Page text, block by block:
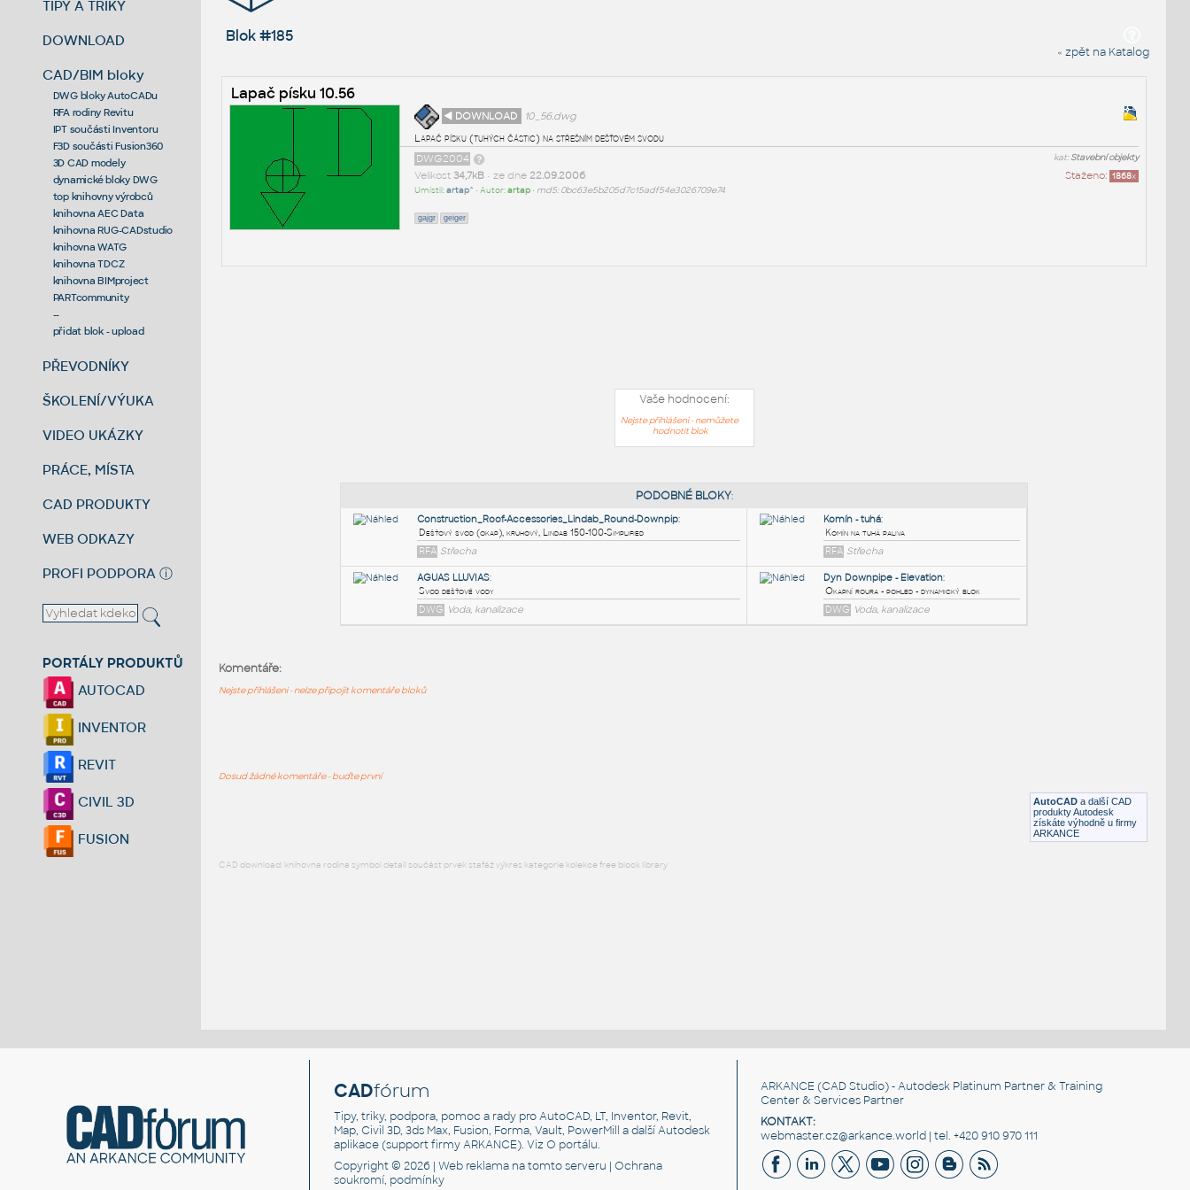
TIPY A TRIKY
DOWNLOAD
CAD/BIM bloky
DWG bloky AutoCADu
RFA rodiny Revitu
IPT součásti Inventoru
F3D součásti Fusion360
3D CAD modely
dynamické bloky DWG
top knihovny výrobců
knihovna AEC Data
knihovna RUG-CADstudio
knihovna WATG
knihovna TDCZ
knihovna BIMproject
PARTcommunity
--
přidat blok - upload
PŘEVODNÍKY
ŠKOLENÍ/VÝUKA
VIDEO UKÁZKY
PRÁCE, MÍSTA
CAD PRODUKTY
WEB ODKAZY
PROFI PODPORA ⓘ
PORTÁLY PRODUKTŮ
AUTOCAD
INVENTOR
REVIT
CIVIL 3D
FUSION
Blok #185
« zpět na Katalog
Lapač písku 10.56
◄ DOWNLOAD
10_56.dwg
Lapač písku (tuhých částic) na střešním dešťovém svodu
kat:Stavební objekty
DWG2004
Staženo: 1868x
Velikost 34,7kB• ze dne 22.09.2006
Umístil:artap^ • Autor:artap• md5: 0bc63e5b205d7c15adf54e3026709e74
gajgr geiger
Vaše hodnocení:
Nejste přihlášeni - nemůžete
hodnotit blok
AutoCAD a další CAD
produkty Autodesk
získáte výhodně u firmy
ARKANCE
Komentáře:
Nejste přihlášeni - nelze připojit komentáře bloků
Dosud žádné komentáře - buďte první
CAD download: knihovna rodina symbol detail součást prvek stafáž výkres kategorie kolekce free block library
CADfórum
Tipy, triky, podpora, pomoc a rady pro AutoCAD, LT, Inventor, Revit,
Map, Civil 3D, 3ds Max, Fusion, Forma, Vault, PowerMill a další Autodesk
aplikace (support firmy ARKANCE). VizO portálu.
Copyright © 2026 |Web reklama na tomto serveru |Ochrana
soukromí, podmínky
ARKANCE (CAD Studio) - Autodesk Platinum Partner & Training
Center & Services Partner
KONTAKT:
webmaster.cz@arkance.world | tel. +420 910 970 111